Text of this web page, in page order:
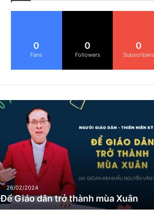
0
Fans
0
Followers
0
Subscribers
26/02/2024
Để Giáo dân trở thành mùa Xuân